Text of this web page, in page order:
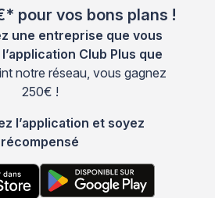
pour vos bons plans !
une entreprise que vous
Club Plus que
notre réseau, vous gagnez
250€ !
l’application et soyez
récompensé